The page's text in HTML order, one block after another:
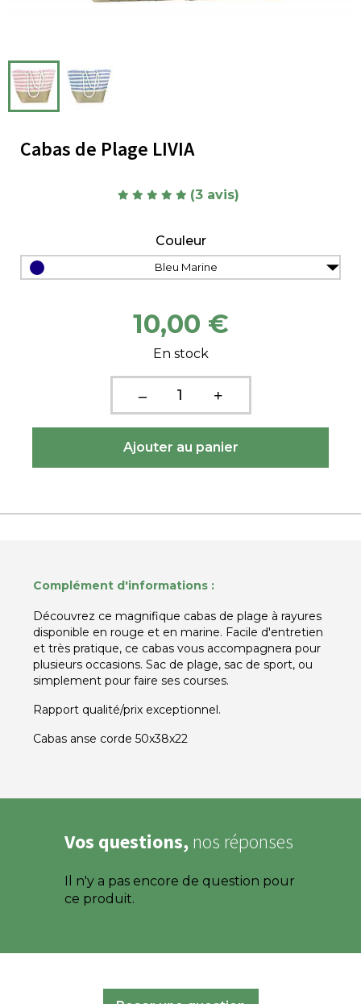
Cabas de Plage LIVIA
(3 avis)
Couleur
Bleu Marine
10,00 €
En stock
Complément d'informations :
Découvrez ce magnifique cabas de plage à rayures
disponible en rouge et en marine. Facile d'entretien
et très pratique, ce cabas vous accompagnera pour
plusieurs occasions. Sac de plage, sac de sport, ou
simplement pour faire ses courses.
Rapport qualité/prix exceptionnel.
Cabas anse corde 50x38x22
Vos questions, nos réponses
Il n'y a pas encore de question pour
ce produit.